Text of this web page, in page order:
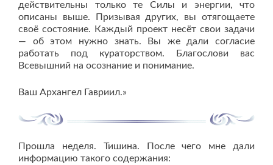
действительны только те Силы и энергии, что
описаны выше. Призывая других, вы отягощаете
своё состояние. Каждый проект несёт свои задачи
— об этом нужно знать. Вы же дали согласие
работать под кураторством. Благослови вас
Всевышний на осознание и понимание.
Ваш Архангел Гавриил.»
Прошла неделя. Тишина. После чего мне дали
информацию такого содержания: